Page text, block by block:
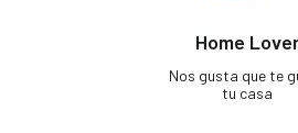
Home
Nos gusta que te
tu casa